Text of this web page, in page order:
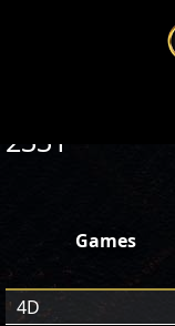
2331
Games
4D